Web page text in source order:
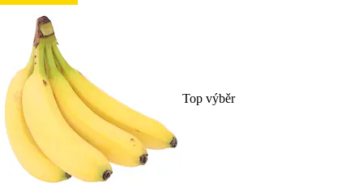
Top výběr